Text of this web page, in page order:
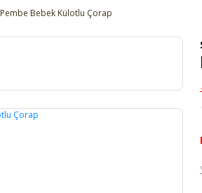
Pembe Bebek Külotlu Çorap